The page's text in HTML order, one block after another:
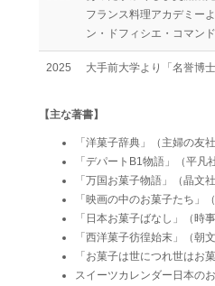
フランス料理アカデミー
ン・ドフィシエ・コマン
2025 大手前大学より「名誉博
【主な著書】
「洋菓子辞典」（主婦の友社
「デパートB1物語」（平凡
「万国お菓子物語」（晶文社
「映画の中のお菓子たち」
「日本お菓子ばなし」（時
「西洋菓子彷徨始末」（朝文
「お菓子は世につれ世はお
スイーツカレンダー日本の